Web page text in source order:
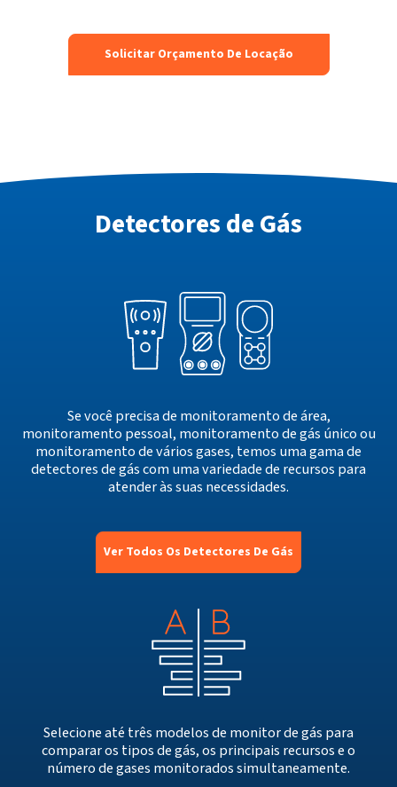
Solicitar Orçamento De Locação
Detectores de Gás
Se você precisa de monitoramento de área,
monitoramento pessoal, monitoramento de gás único ou
monitoramento de vários gases, temos uma gama de
detectores de gás com uma variedade de recursos para
atender às suas necessidades.
Ver Todos Os Detectores De Gás
Selecione até três modelos de monitor de gás para
comparar os tipos de gás, os principais recursos e o
número de gases monitorados simultaneamente.